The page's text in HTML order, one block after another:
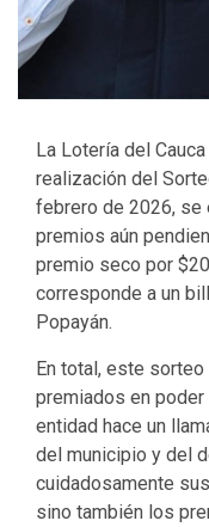
La Lotería del
realización del
febrero de 2026, se
premios aún
premio seco por
corresponde a un
Popayán.
En total, este
premiados en
entidad hace un
del municipio y del
cuidadosamente
sino también los